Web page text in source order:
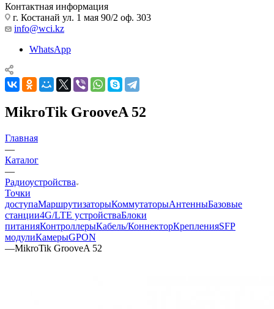
Контактная информация
г. Костанай ул. 1 мая 90/2 оф. 303
info@wci.kz
WhatsApp
MikroTik GrooveA 52
Главная
—
Каталог
—
Радиоустройства
Точки
доступаМаршрутизаторыКоммутаторыАнтенныБазовые
станции4G/LTE устройстваБлоки
питанияКонтроллерыКабель/КоннекторКрепленияSFP
модулиКамерыGPON
—MikroTik GrooveA 52